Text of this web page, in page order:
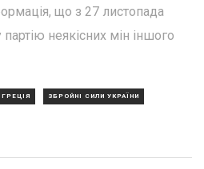
що з 27 листопада
неякісних мін іншого
ГРЕЦІЯ ЗБРОЙНІ СИЛИ УКРАЇНИ